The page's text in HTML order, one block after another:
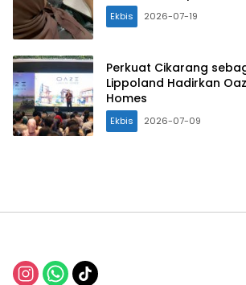
Ekbis 2026-07-19
Perkuat Cikarang
Lippoland Hadirkan
Homes
Ekbis 2026-07-09